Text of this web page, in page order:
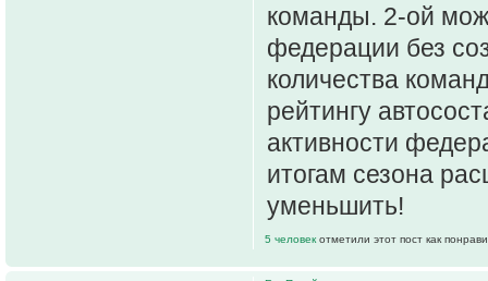
команды. 2-ой
федерации без
количества
рейтингу
активности
итогам сезона
уменьшить!
5 человек отметили этот пост как